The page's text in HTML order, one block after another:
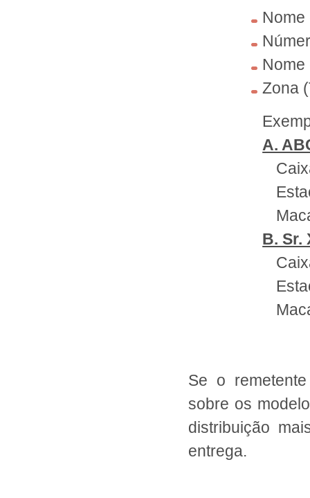
Nome
Zona
A.
B. Sr.
Se o
sobre os
distribuição
entrega.